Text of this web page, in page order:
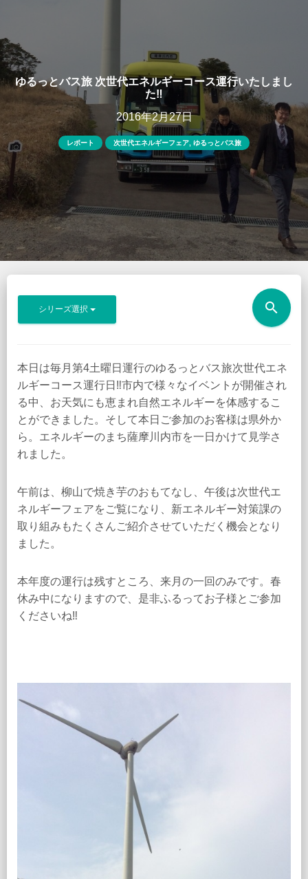
ゆるっとバス旅 次世代エネルギーコース運行いたしまし
た‼︎
2016年2月27日
レポート 次世代エネルギーフェア ゆるっとバス旅
シリーズ選択 search
本日は毎月第4土曜日運行のゆるっとバス旅次世代エネ
ルギーコース運行日‼︎市内で様々なイベントが開催され
る中、お天気にも恵まれ自然エネルギーを体感するこ
とができました。そして本日ご参加のお客様は県外か
ら。エネルギーのまち薩摩川内市を一日かけて見学さ
れました。
午前は、柳山で焼き芋のおもてなし、午後は次世代エ
ネルギーフェアをご覧になり、新エネルギー対策課の
取り組みもたくさんご紹介させていただく機会となり
ました。
本年度の運行は残すところ、来月の一回のみです。春
休み中になりますので、是非ふるってお子様とご参加
くださいね‼︎